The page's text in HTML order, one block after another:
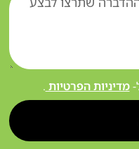
מדיניות הפרטיות .